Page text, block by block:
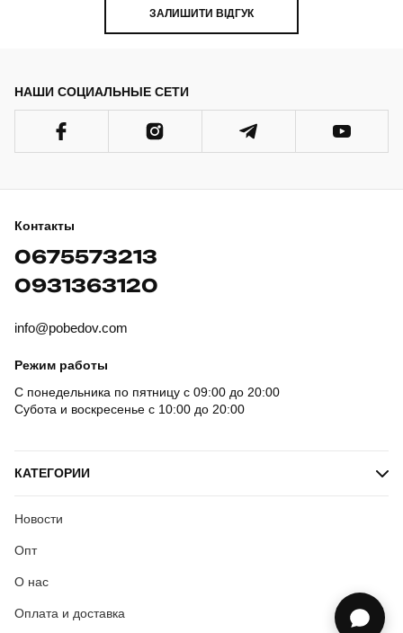
ЗАЛИШИТИ ВІДГУК
НАШИ СОЦИАЛЬНЫЕ СЕТИ
Контакты
0675573213
0931363120
info@pobedov.com
Режим работы
С понедельника по пятницу с 09:00 до 20:00
Субота и воскресенье с 10:00 до 20:00
КАТЕГОРИИ
Новости
Опт
О нас
Оплата и доставка